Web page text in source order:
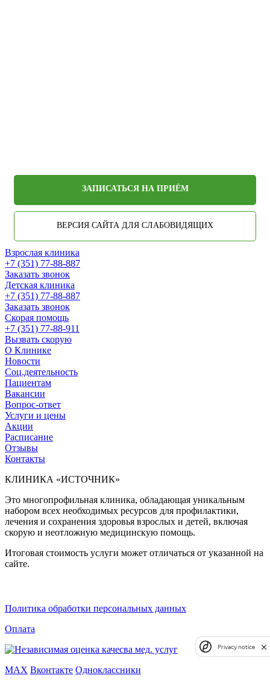
ЗАПИСАТЬСЯ НА ПРИЁМ
ВЕРСИЯ САЙТА ДЛЯ СЛАБОВИДЯЩИХ
Взрослая клиника
+7 (351) 77-88-887
Заказать звонок
Детская клиника
+7 (351) 77-88-887
Заказать звонок
Скорая помощь
+7 (351) 77-88-911
Вызвать скорую
О Клинике
Новости
Соц.деятельность
Пациентам
Вакансии
Вопрос-ответ
Услуги и цены
Акции
Расписание
Отзывы
Контакты
КЛИНИКА «ИСТОЧНИК»
Это многопрофильная клиника, обладающая уникальным
набором всех необходимых ресурсов для профилактики,
лечения и сохранения здоровья взрослых и детей, включая
скорую и неотложную медицинскую помощь.
Итоговая стоимость услуги может отличаться от указанной на
сайте.
Политика обработки персональных данных
Оплата
MAX Вконтакте Одноклассники
Privacy notice